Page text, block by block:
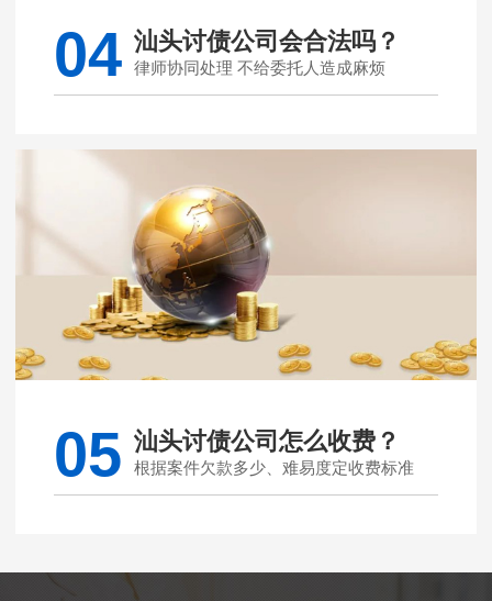
04 汕头讨债公司会合法吗？
律师协同处理 不给委托人造成麻烦
05 汕头讨债公司怎么收费？
根据案件欠款多少、难易度定收费标准